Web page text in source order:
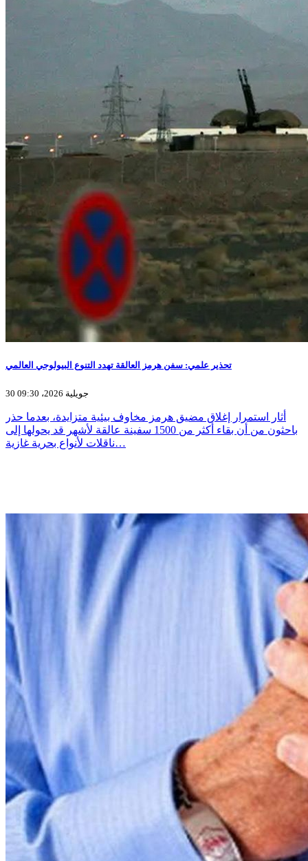
تحذير علمي: سفن هرمز العالقة تهدد التنوع البيولوجي العالمي
30 جويلية 2026، 09:30
أثار استمرار إغلاق مضيق هرمز مخاوف بيئية متزايدة، بعدما حذر
باحثون من أن بقاء أكثر من 1500 سفينة عالقة لأشهر قد يحولها إلى
ناقلات لأنواع بحرية غازية…